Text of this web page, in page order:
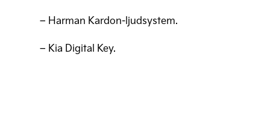
– Harman Kardon-ljudsystem.
– Kia Digital Key.